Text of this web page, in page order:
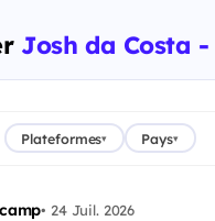
Josh da Costa
Plateformes▾ Pays▾
• 24 Juil. 2026